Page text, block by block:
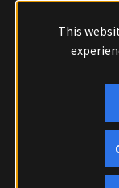
This